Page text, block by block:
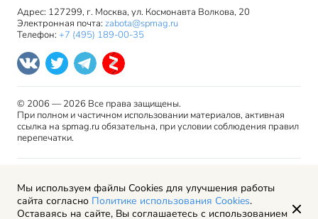
Адрес: 127299, г. Москва, ул. Космонавта Волкова, 20
Электронная почта: zabota@spmag.ru
Телефон: +7 (495) 189-00-35
© 2006 — 2026 Все права защищены.
При полном и частичном использовании материалов, активная
ссылка на spmag.ru обязательна, при условии соблюдения правил
перепечатки.
права
Пользовательское соглашение
Политика обработки персональных данных
Мы используем файлы Cookies для улучшения работы
сайта согласно Политике использования Cookies.
Оставаясь на сайте, Вы соглашаетесь с использованием